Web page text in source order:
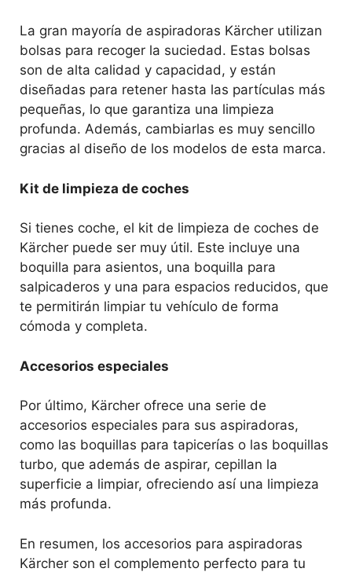
La gran mayoría de aspiradoras Kärcher utilizan
bolsas para recoger la suciedad. Estas bolsas
son de alta calidad y capacidad, y están
diseñadas para retener hasta las partículas más
pequeñas, lo que garantiza una limpieza
profunda. Además, cambiarlas es muy sencillo
gracias al diseño de los modelos de esta marca.
Kit de limpieza de coches
Si tienes coche, el kit de limpieza de coches de
Kärcher puede ser muy útil. Este incluye una
boquilla para asientos, una boquilla para
salpicaderos y una para espacios reducidos, que
te permitirán limpiar tu vehículo de forma
cómoda y completa.
Accesorios especiales
Por último, Kärcher ofrece una serie de
accesorios especiales para sus aspiradoras,
como las boquillas para tapicerías o las boquillas
turbo, que además de aspirar, cepillan la
superficie a limpiar, ofreciendo así una limpieza
más profunda.
En resumen, los accesorios para aspiradoras
Kärcher son el complemento perfecto para tu